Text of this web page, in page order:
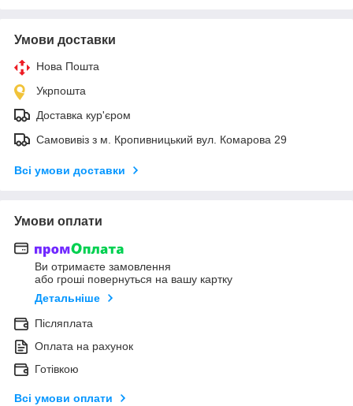
Умови доставки
Нова Пошта
Укрпошта
Доставка кур'єром
Самовивіз з м. Кропивницький вул. Комарова 29
Всі умови доставки
Умови оплати
Ви отримаєте замовлення
або гроші повернуться на вашу картку
Детальніше
Післяплата
Оплата на рахунок
Готівкою
Всі умови оплати